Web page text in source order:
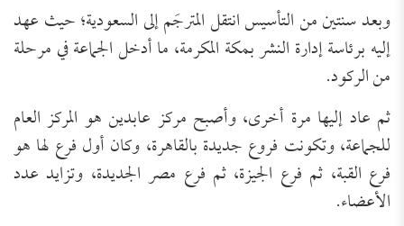
وبعد سنتين من التأسيس انتقل المترجَم إلى السعودية؛ حيث عهد
إليه برئاسة إدارة النشر بمكة المكرمة، ما أدخل الجماعة في مرحلة
من الركود.
ثم عاد إليها مرة أخرى، وأصبح مركز عابدين هو المركز العام
للجماعة، وتكونت فروع جديدة بالقاهرة، وكان أول فرع لها هو
فرع القبة، ثم فرع الجيزة، ثم فرع مصر الجديدة، وتزايد عدد
الأعضاء.